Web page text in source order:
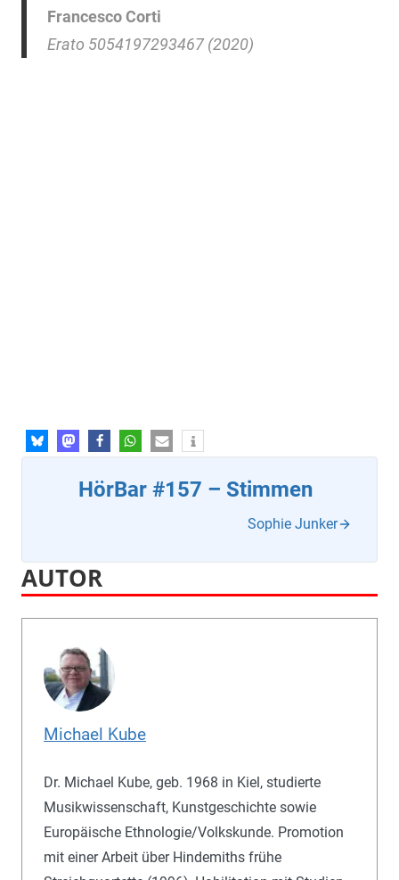
Francesco Corti
Erato 5054197293467 (2020)
HörBar #157 – Stimmen
Sophie Junker
AUTOR
Michael Kube
Dr. Michael Kube, geb. 1968 in Kiel, studierte
Musikwissenschaft, Kunstgeschichte sowie
Europäische Ethnologie/Volkskunde. Promotion
mit einer Arbeit über Hindemiths frühe